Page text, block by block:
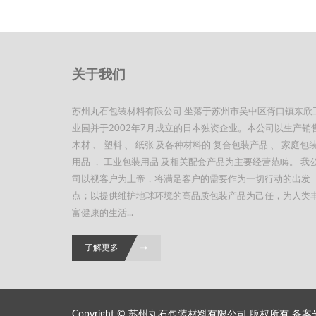
关于我们
苏州丸石包装材料有限公司 坐落于苏州市吴中区胥口镇东欣
业园并于2002年7月成立的日本独资企业。本公司以生产销
木材 、 塑料 、 纸张 及各种材料的 复合包装产品 、 家庭包
用品 ， 工业包装用品 及相关配套产品为主要经营范畴。 我
司以视客户为上帝，将满足客户的需要作为一切行动的出发
点；以提供维护地球环境的高品质包装产品为己任，为人类
富健康的生活...
了解更多